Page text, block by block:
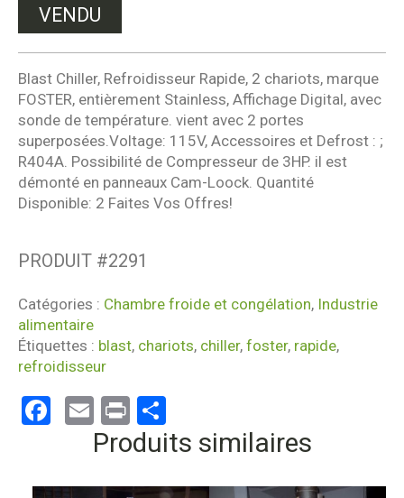
VENDU
Blast Chiller, Refroidisseur Rapide, 2 chariots, marque
FOSTER, entièrement Stainless, Affichage Digital, avec
sonde de température. vient avec 2 portes
superposées.Voltage: 115V, Accessoires et Defrost : ;
R404A. Possibilité de Compresseur de 3HP. il est
démonté en panneaux Cam-Loock. Quantité
Disponible: 2 Faites Vos Offres!
PRODUIT #2291
Catégories : Chambre froide et congélation, Industrie
alimentaire
Étiquettes : blast, chariots, chiller, foster, rapide,
refroidisseur
Facebook
EmailPrint
Produits similaires